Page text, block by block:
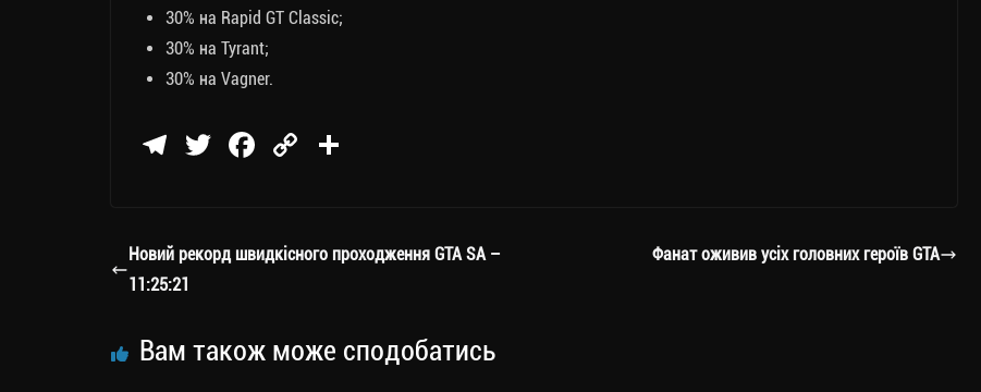
30% на Rapid GT Classic;
30% на Tyrant;
30% на Vagner.
Te
a
m
T
er
Fa
ok
C
Li ли
Новий рекорд швидкісного проходження GTA SA –
11:25:21
Фанат оживив усіх головних героїв GTA
Вам також може сподобатись